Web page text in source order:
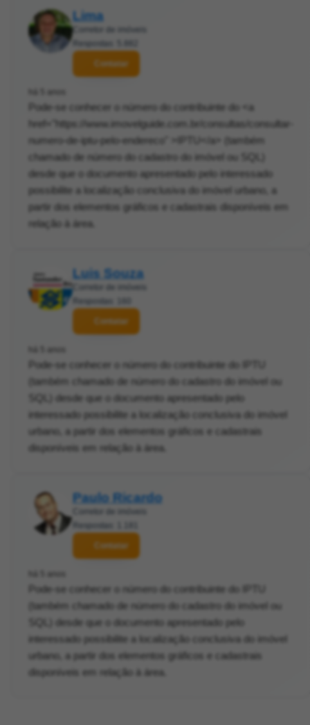
Lima
Contatar
Pode-se conhecer o número do contribuinte do <a
href="https://www.imovelguide.com.br/consultas/consultar-
numero-de-iptu-pelo-endereco" >IPTU</a> (também
chamado de número do cadastro do imóvel ou SQL)
desde que o documento apresentado pelo interessado
possibilite a localização conclusiva do imóvel urbano, a
partir dos elementos gráficos e cadastrais disponíveis em
relação à área.
Luis Souza
Contatar
Pode-se conhecer o número do contribuinte do IPTU
(também chamado de número do cadastro do imóvel ou
SQL) desde que o documento apresentado pelo
interessado possibilite a localização conclusiva do imóvel
urbano, a partir dos elementos gráficos e cadastrais
disponíveis em relação à área.
Paulo Ricardo
Contatar
Pode-se conhecer o número do contribuinte do IPTU
(também chamado de número do cadastro do imóvel ou
SQL) desde que o documento apresentado pelo
interessado possibilite a localização conclusiva do imóvel
urbano, a partir dos elementos gráficos e cadastrais
disponíveis em relação à área.